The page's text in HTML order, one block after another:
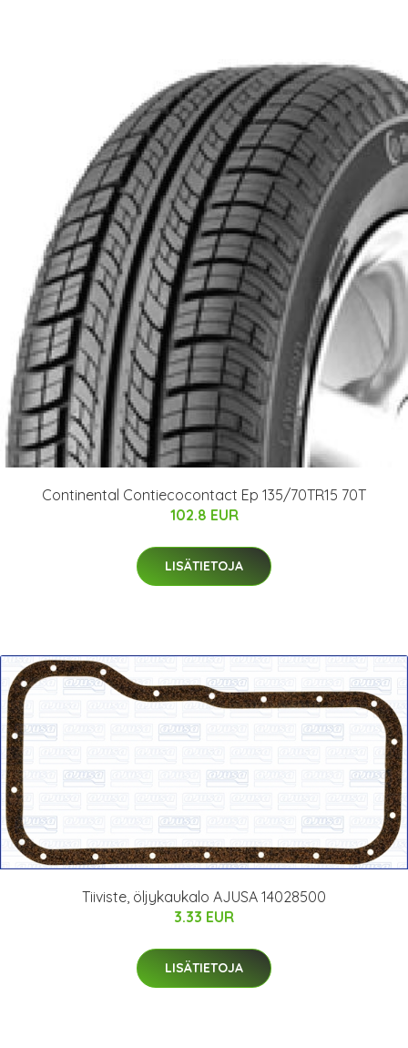
Continental Contiecocontact Ep 135/70TR15 70T
102.8 EUR
LISÄTIETOJA
Tiiviste, öljykaukalo AJUSA 14028500
3.33 EUR
LISÄTIETOJA